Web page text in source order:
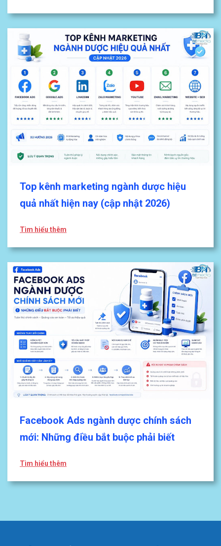
Top kênh marketing ngành dược hiệu
quả nhất hiện nay (cập nhật 2026)
Tìm hiểu thêm
Facebook Ads ngành dược chính sách
mới: Những điều bắt buộc phải biết
Tìm hiểu thêm